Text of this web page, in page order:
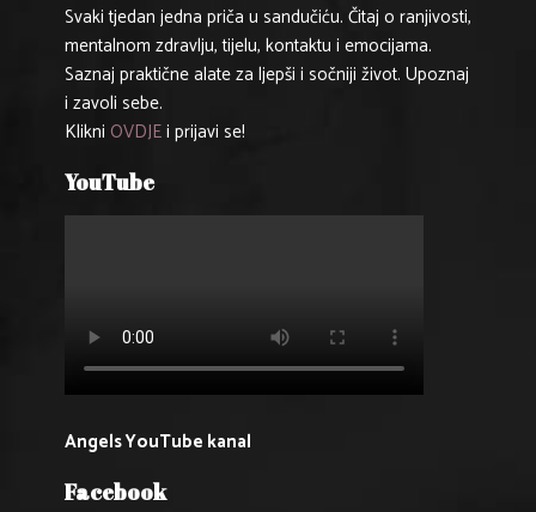
Svaki tjedan jedna priča u sandučiću. Čitaj o ranjivosti,
mentalnom zdravlju, tijelu, kontaktu i emocijama.
Saznaj praktične alate za ljepši i sočniji život. Upoznaj
i zavoli sebe.
Klikni OVDJEi prijavi se!
YouTube
Angels YouTube kanal
Facebook